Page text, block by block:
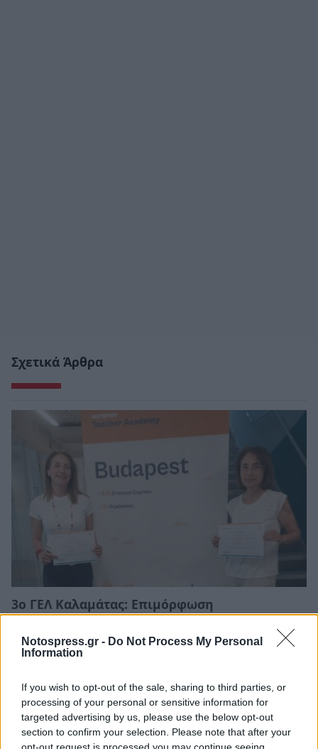
Notospress.gr - Do Not Process My Personal
Information
If you wish to opt-out of the sale, sharing to third parties, or
processing of your personal or sensitive information for
targeted advertising by us, please use the below opt-out
section to confirm your selection. Please note that after your
Σχετικά Άρθρα
3ο ΓΕΛ Καλαμάτας: Επιμόρφωση
εκπαιδευτικών για τη διαφορετικότητα και
τον σχολικό εκφοβισμό
05/08/2026 18:04